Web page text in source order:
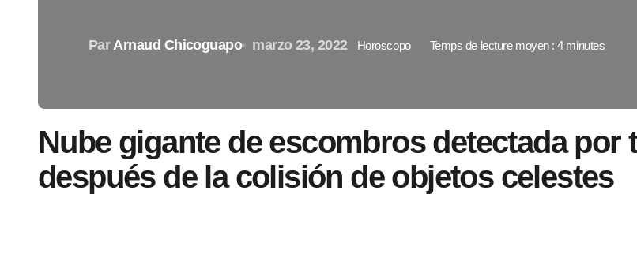
Par Arnaud Chicoguapo marzo 23, 2022 Horoscopo Temps de lecture moyen : 4 minutes
Nube gigante de escombros detectada por
después de la colisión de objetos celestes